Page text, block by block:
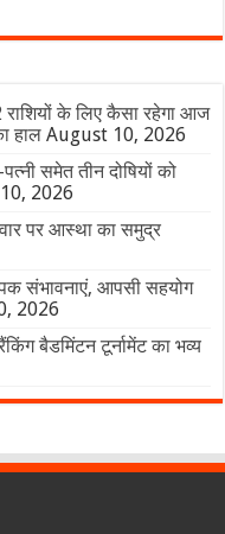
के लिए कैसा रहेगा आज
हाल August 10, 2026
समेत तीन दोषियों को
2026
पर आस्था का समुद्र
संभावनाएं, आपसी सहयोग
2026
बैडमिंटन टूर्नामेंट का भव्य